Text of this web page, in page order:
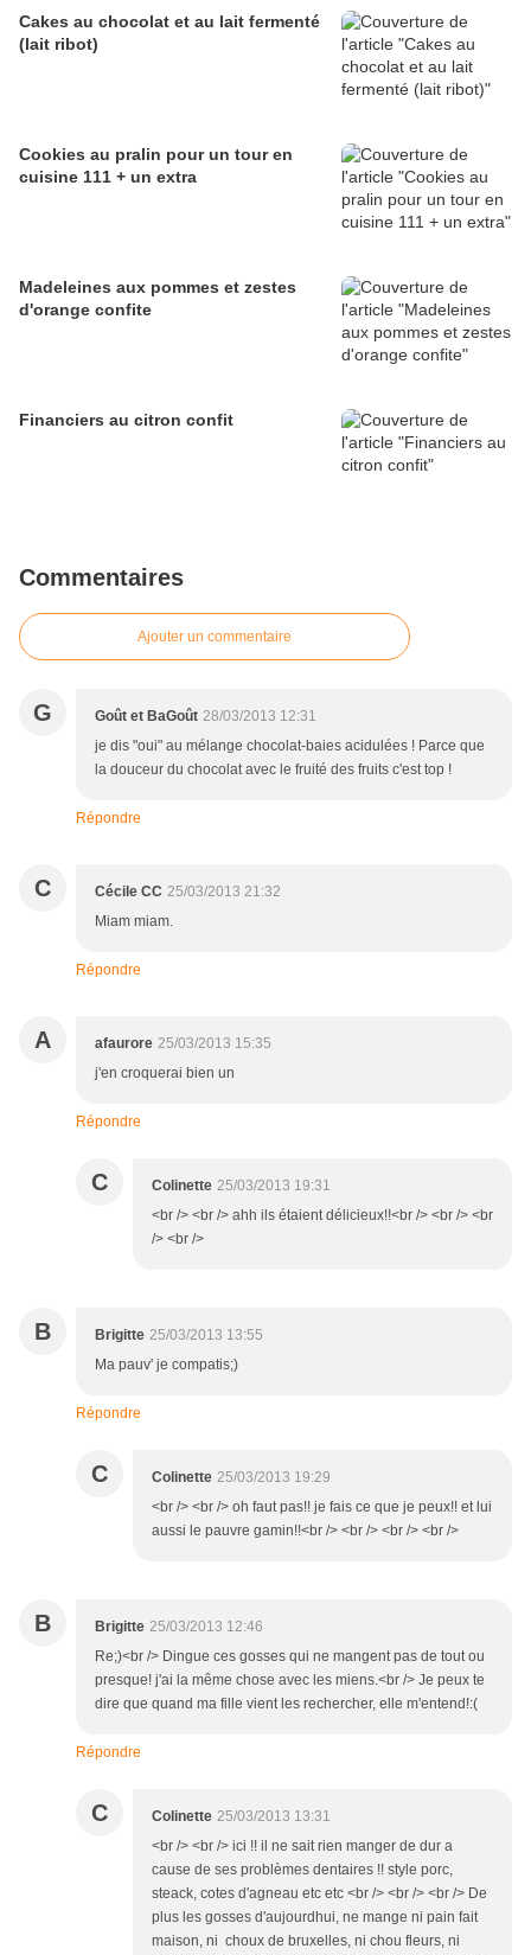
Cakes au chocolat et au lait fermenté
(lait ribot)
Cookies au pralin pour un tour en
cuisine 111 + un extra
Madeleines aux pommes et zestes
d'orange confite
Financiers au citron confit
Commentaires
Ajouter un commentaire
G Goût et BaGoût 28/03/2013 12:31
je dis "oui" au mélange chocolat-baies acidulées ! Parce que
la douceur du chocolat avec le fruité des fruits c'est top !
Répondre
C Cécile CC 25/03/2013 21:32
Miam miam.
Répondre
A afaurore 25/03/2013 15:35
j'en croquerai bien un
Répondre
C Colinette 25/03/2013 19:31
<br /> <br /> ahh ils étaient délicieux!!<br /> <br /> <br
/> <br />
B Brigitte 25/03/2013 13:55
Ma pauv' je compatis;)
Répondre
C Colinette 25/03/2013 19:29
<br /> <br /> oh faut pas!! je fais ce que je peux!! et lui
aussi le pauvre gamin!!<br /> <br /> <br /> <br />
B Brigitte 25/03/2013 12:46
Re;)<br /> Dingue ces gosses qui ne mangent pas de tout ou
presque! j'ai la même chose avec les miens.<br /> Je peux te
dire que quand ma fille vient les rechercher, elle m'entend!:(
Répondre
C Colinette 25/03/2013 13:31
<br /> <br /> ici !! il ne sait rien manger de dur a
cause de ses problèmes dentaires !! style porc,
steack, cotes d'agneau etc etc <br /> <br /> <br /> De
plus les gosses d'aujourdhui, ne mange ni pain fait
maison, ni choux de bruxelles, ni chou fleurs, ni